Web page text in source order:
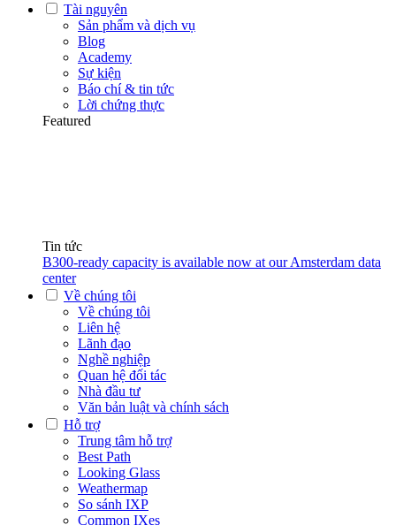
Tài nguyên
Sản phẩm và dịch vụ
Blog
Academy
Sự kiện
Báo chí & tin tức
Lời chứng thực
Featured
Tin tức
B300-ready capacity is available now at our Amsterdam data
center
Về chúng tôi
Về chúng tôi
Liên hệ
Lãnh đạo
Nghề nghiệp
Quan hệ đối tác
Nhà đầu tư
Văn bản luật và chính sách
Hỗ trợ
Trung tâm hỗ trợ
Best Path
Looking Glass
Weathermap
So sánh IXP
Common IXes